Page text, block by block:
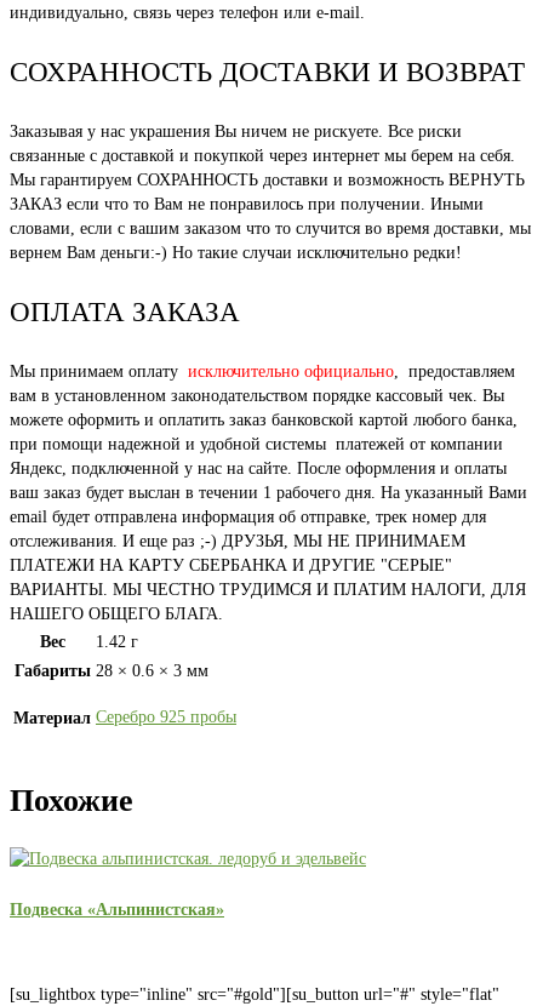
индивидуально, связь через телефон или e-mail.
СОХРАННОСТЬ ДОСТАВКИ И ВОЗВРАТ
Заказывая у нас украшения Вы ничем не рискуете. Все риски
связанные с доставкой и покупкой через интернет мы берем на себя.
Мы гарантируем СОХРАННОСТЬ доставки и возможность ВЕРНУТЬ
ЗАКАЗ если что то Вам не понравилось при получении. Иными
словами, если с вашим заказом что то случится во время доставки, мы
вернем Вам деньги:-) Но такие случаи исключительно редки!
ОПЛАТА ЗАКАЗА
Мы принимаем оплату исключительно официально, предоставляем
вам в установленном законодательством порядке кассовый чек. Вы
можете оформить и оплатить заказ банковской картой любого банка,
при помощи надежной и удобной системы платежей от компании
Яндекс, подключенной у нас на сайте. После оформления и оплаты
ваш заказ будет выслан в течении 1 рабочего дня. На указанный Вами
email будет отправлена информация об отправке, трек номер для
отслеживания. И еще раз ;-) ДРУЗЬЯ, МЫ НЕ ПРИНИМАЕМ
ПЛАТЕЖИ НА КАРТУ СБЕРБАНКА И ДРУГИЕ "СЕРЫЕ"
ВАРИАНТЫ. МЫ ЧЕСТНО ТРУДИМСЯ И ПЛАТИМ НАЛОГИ, ДЛЯ
НАШЕГО ОБЩЕГО БЛАГА.
Вес
1.42 г
Габариты 28 × 0.6 × 3 мм
Материал Серебро 925 пробы
Похожие
Подвеска «Альпинистская»
[su_lightbox type="inline" src="#gold"][su_button url="#" style="flat"